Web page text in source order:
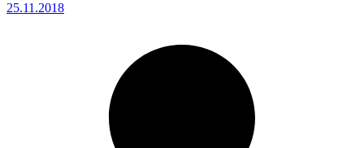
25.11.2018